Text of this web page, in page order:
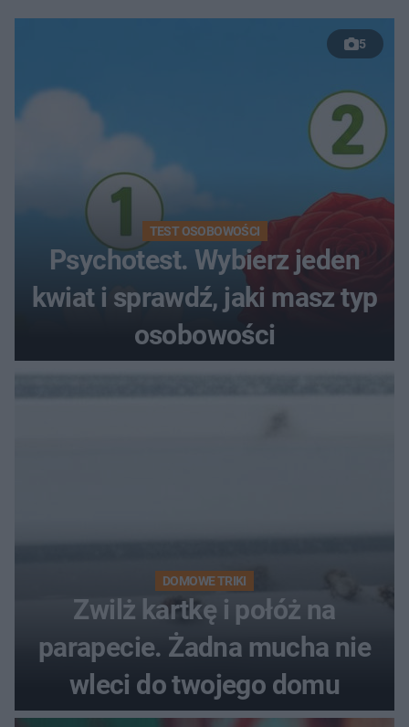
5
TEST OSOBOWOŚCI
Psychotest. Wybierz jeden
kwiat i sprawdź, jaki masz typ
osobowości
DOMOWE TRIKI
Zwilż kartkę i połóż na
parapecie. Żadna mucha nie
wleci do twojego domu